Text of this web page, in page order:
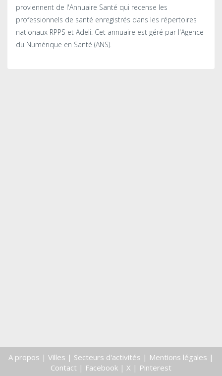
proviennent de l'Annuaire Santé qui recense les
professionnels de santé enregistrés dans les répertoires
nationaux RPPS et Adeli. Cet annuaire est géré par l'Agence
du Numérique en Santé (ANS).
A propos | Villes | Secteurs d'activités | Mentions légales |
Contact | Facebook | X | Pinterest